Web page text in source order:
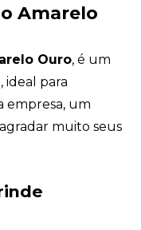
Amarelo
Ouro, é um
ideal para
empresa, um
muito seus